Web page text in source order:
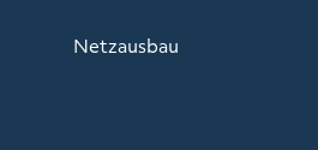
Netzausbau